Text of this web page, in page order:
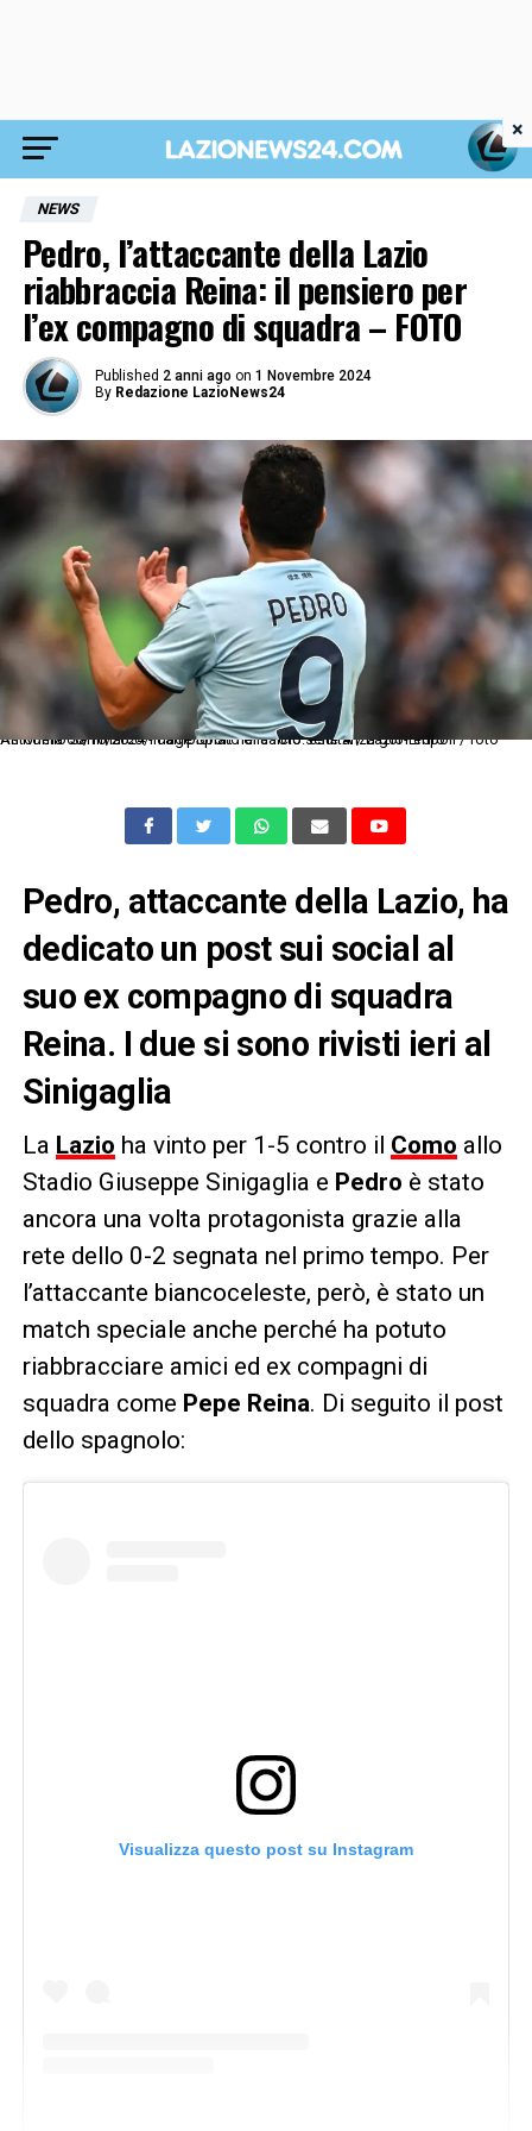
NEWS
Pedro, l’attaccante della Lazio
riabbraccia Reina: il pensiero per
l’ex compagno di squadra – FOTO
Published 2 anni ago on 1 Novembre 2024
By Redazione LazioNews24
As Roma 06/10/2024 - campionato di calcio serie A / Lazio-Empoli / foto Antonello Sammarco/Image Sport nella foto: esultanza gol Pedro
Pedro, attaccante della Lazio, ha
dedicato un post sui social al
suo ex compagno di squadra
Reina. I due si sono rivisti ieri al
Sinigaglia
La Lazio ha vinto per 1-5 contro il Como allo
Stadio Giuseppe Sinigaglia e Pedro è stato
ancora una volta protagonista grazie alla
rete dello 0-2 segnata nel primo tempo. Per
l’attaccante biancoceleste, però, è stato un
match speciale anche perché ha potuto
riabbracciare amici ed ex compagni di
squadra come Pepe Reina. Di seguito il post
dello spagnolo:
Visualizza questo post su Instagram
×